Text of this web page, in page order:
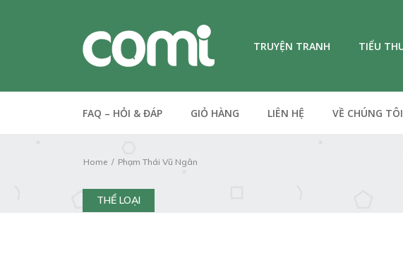
TRUYỆN TRANH TIỂU
FAQ – HỎI & ĐÁP GIỎ HÀNG LIÊN HỆ VỀ CHÚNG TÔI
Home Phạm Thái Vũ Ngân
THỂ LOẠI